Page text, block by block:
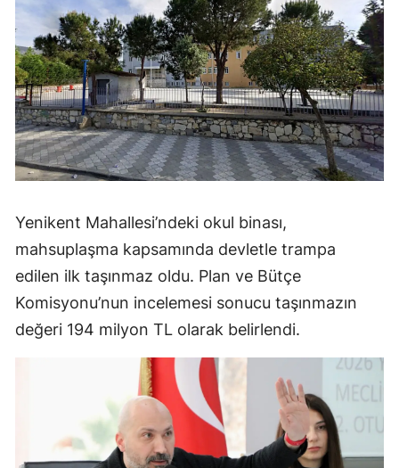
Yenikent Mahallesi’ndeki okul binası,
mahsuplaşma kapsamında devletle trampa
edilen ilk taşınmaz oldu. Plan ve Bütçe
Komisyonu’nun incelemesi sonucu taşınmazın
değeri 194 milyon TL olarak belirlendi.